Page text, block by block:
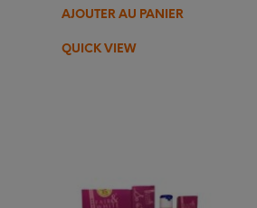
AJOUTER AU PANIER
QUICK VIEW